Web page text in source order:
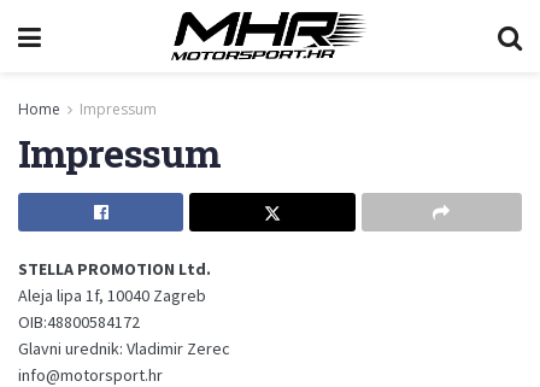
Home Impressum
Impressum
STELLA PROMOTION Ltd.
Aleja lipa 1f, 10040 Zagreb
OIB:48800584172
Glavni urednik: Vladimir Zerec
info@motorsport.hr